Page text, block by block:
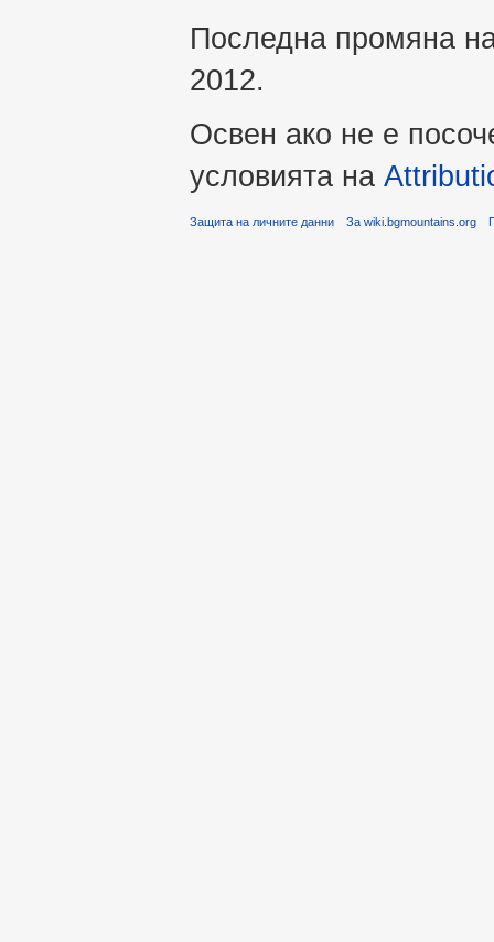
Последна промяна
2012.
Освен ако не е
условията на
Защита на личните данни За wiki.bgmountains.org